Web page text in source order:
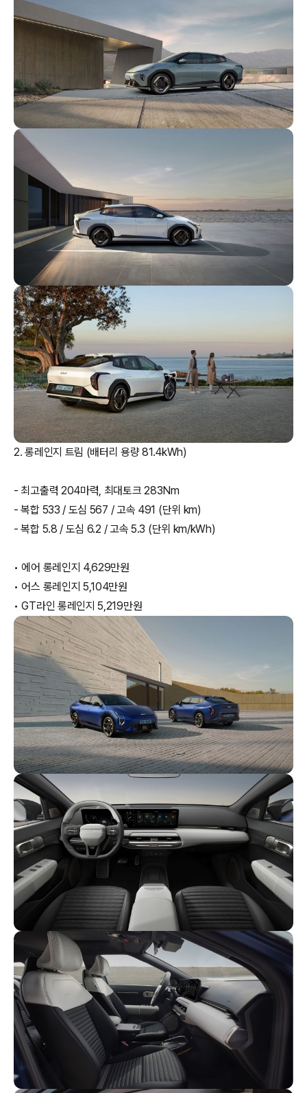
2. 롱레인지 트림 (배터리 용량 81.4kWh)
- 최고출력 204마력, 최대토크 283Nm
- 복합 533 / 도심 567 / 고속 491 (단위 km)
- 복합 5.8 / 도심 6.2 / 고속 5.3 (단위 km/kWh)
• 에어 롱레인지 4,629만원
• 어스 롱레인지 5,104만원